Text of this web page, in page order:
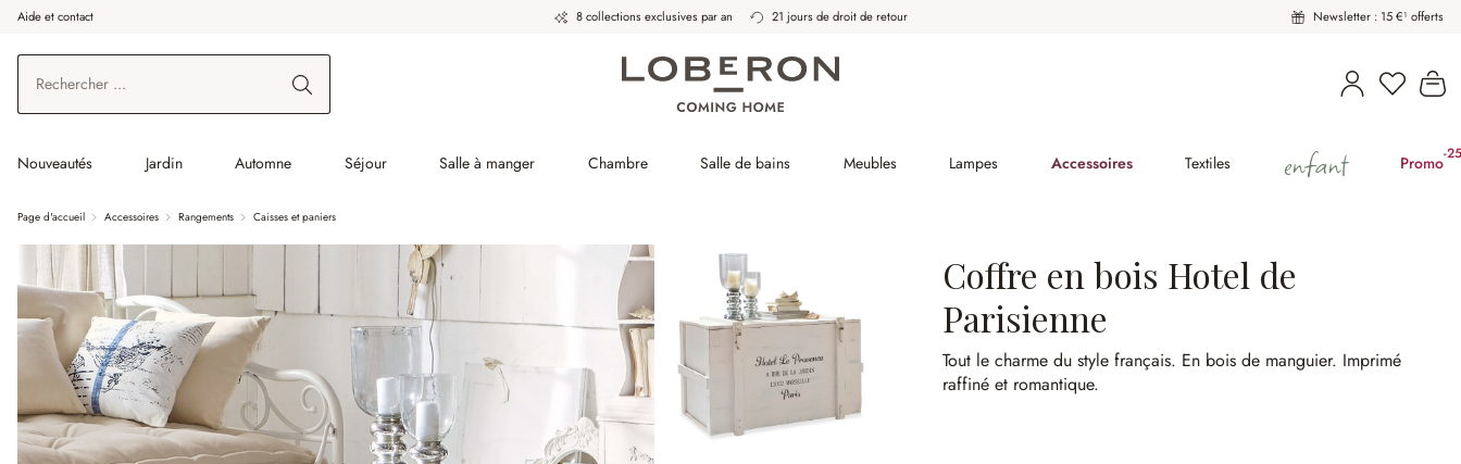
au contenu principal
Aller à la recherche
Aller à la navigation principale
Aide et contact 8 collections exclusives par an 21 jours de droit de retour Newsletter : 15 €¹ offerts
Vous
Nouveautés Jardin Automne Séjour Salle à manger Chambre Salle de bains Meubles Lampes Accessoires Textiles enfant Promo-
Page d'accueil Accessoires Rangements Caisses et paniers
Coffre en bois Hotel de
Parisienne
Tout le charme du style français. En bois de manguier. Imprimé
raffiné et romantique.